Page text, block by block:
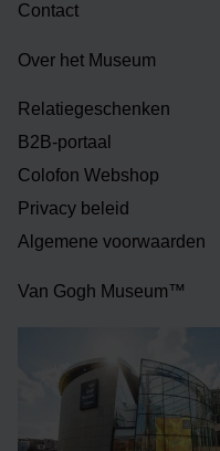
Contact
Over het Museum
Relatiegeschenken
B2B-portaal
Colofon Webshop
Privacy beleid
Algemene voorwaarden
Van Gogh Museum™